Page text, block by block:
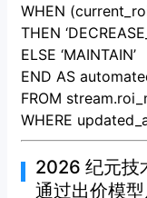
WHEN
THEN
ELSE ‘MAINTAIN’
END AS
FROM
WHERE
2026 纪元技
通过出价模